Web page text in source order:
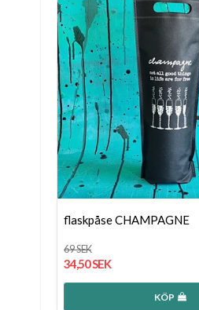
flaskpåse CHAMPAGNE
69 SEK
34,50 SEK
KÖP